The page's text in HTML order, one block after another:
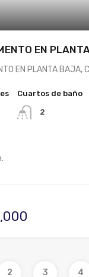
EN
EN PLANTA BAJA,
Cuartos de baño
2
2 3 4